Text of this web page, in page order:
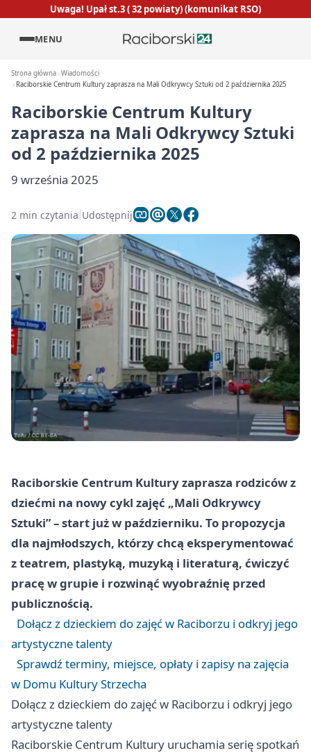
Uwaga! Upał st.3 ( 32 powiaty) (komunikat RSO)
MENU
Strona główna Wiadomości
Raciborskie Centrum Kultury zaprasza na Mali Odkrywcy Sztuki od 2 października 2025
Raciborskie Centrum Kultury
zaprasza na Mali Odkrywcy Sztuki
od 2 października 2025
9 września 2025
2 min czytania Udostępnij
Raciborskie Centrum Kultury zaprasza rodziców z
dziećmi na nowy cykl zajęć „Mali Odkrywcy
Sztuki” – start już w październiku. To propozycja
dla najmłodszych, którzy chcą eksperymentować
z teatrem, plastyką, muzyką i literaturą, ćwiczyć
pracę w grupie i rozwinąć wyobraźnię przed
publicznością.
Dołącz z dzieckiem do zajęć w Raciborzu i odkryj jego
artystyczne talenty
Sprawdź terminy, miejsce, opłaty i zapisy na zajęcia
w Domu Kultury Strzecha
Dołącz z dzieckiem do zajęć w Raciborzu i odkryj jego
artystyczne talenty
Raciborskie Centrum Kultury uruchamia serię spotkań